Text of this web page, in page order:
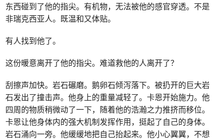
东西碰到了他的指尖。有机物，无法被他的感官穿透。不是
非瑞克西亚人。既温和又体贴。
有人找到他了。
这份暖意离开了他的指尖。难道救他的人离开了？
刮擦声加快。岩石碾磨。鹅卵石倾泻落下。被扔开的巨大岩
石发出了撞击声。他身上的重量减轻了。卡恩开始施力。他
四周的物质稍微动了一下，随着他的浩瀚之力推挤而移位。
卡恩让他身体内的强大机制发挥作用，挺起了自己的身体。
岩石涌向一旁。他缓缓地把自己抬起来。他小心翼翼，不想